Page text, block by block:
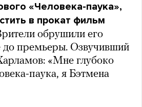
«Человека-паука»,
в прокат фильм
обрушили его
до премьеры. Озвучивший
«Мне глубоко
паука, я Бэтмена